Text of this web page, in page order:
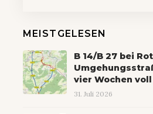
MEISTGELESEN
B 14/B 27 bei
vier Wochen
31. Juli 2026